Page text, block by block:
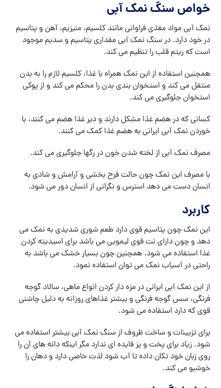
خواص سنگ نمک آبی
نمک آبی مواد مغذی فراوانی مانند کلسیم، منیزیم، آهن و پتاسیم
در خود دارد. در سنگ نمک آبی مقداری پتاسیم و سدیم موجود
است که ریتم قلب را تنظیم می کند.
همچنین استفاده از این نمک همراه با غذا، کلسیم لازم را به بدن
منتقل می کند و استخوان بندی بدن را محکم می کند و از پوکی
استخوان جلوگیری می کند.
کسانی که در هضم غذا مشکل دارند و دیر غذا هضم می کنند، با
خوردن نمک آبی ایرانی به هضم غذا کمک می کنند.
مصرف نمک آبی از لخته شدن خون در رگها جلوگیری می کند.
با مصرف این نمک چون حالت فرح بخشی و آرامش و شادی به
انسان دست می دهد استرس و نگرانی از انسان دور می شود.
کاربرد
این نمک چون پتاسیم قوی دارد طعم شوری شدیدی به نمک می
دهد و چون دارای نت قوی لیمویی می باشد برای اسیدیته کردن
غذا استفاده می شود. همچنین چون بسیار خشک می باشد به
راحتی در آسیاب نمک می توان استفاده نمود.
از این نمک آبی ایرانی در مزه دار کردن انواع ماهی، سالاد گوجه
فرنگی، سس گوجه فرنگی و بیشتر غذاهای روزانه به دلیل چاشنی
قوی که دارد استفاده می شود.
برای تزیینات و ساخت ظروف از سنگ نمک آبی بیشتر استفاده می
شود. زیاد برای پخت و پز فایده ای ندارد مگر اینکه دانه های آن را
روی زبان خود تکان داده تا آب شود لذت خاصی دارد و دهان را
خوشبو می کند.